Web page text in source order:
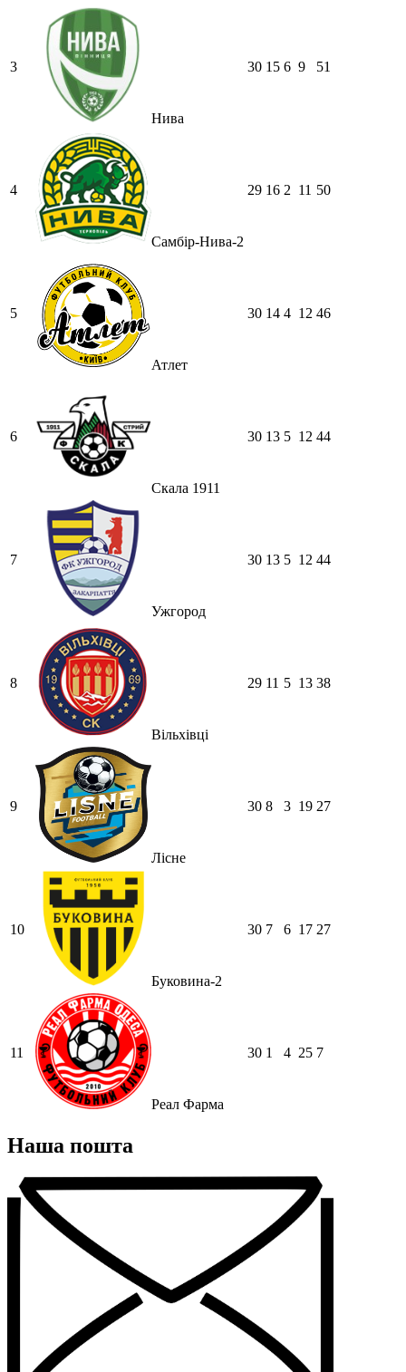
3
Нива
30 15 6 9 51
4
Самбір-Нива-2
29 16 2 11 50
5
Атлет
30 14 4 12 46
6
Скала 1911
30 13 5 12 44
7
Ужгород
30 13 5 12 44
8
Вільхівці
29 11 5 13 38
9
Лісне
30 8 3 19 27
10
Буковина-2
30 7 6 17 27
11
Реал Фарма
30 1 4 25 7
Наша пошта